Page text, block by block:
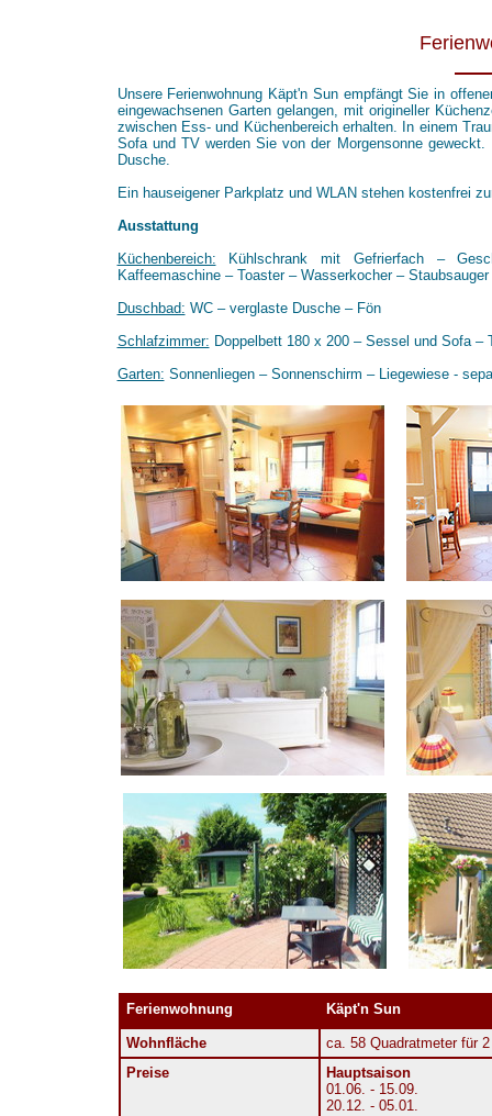
Unsere Ferienwohnung Käpt'n Sun empfängt Sie in
eingewachsenen Garten gelangen, mit origineller
zwischen Ess- und Küchenbereich erhalten. In einem
Sofa und TV werden Sie von der Morgensonne
Dusche.
Ein hauseigener Parkplatz und WLAN stehen kostenfrei
Ausstattung
Küchenbereich: Kühlschrank mit Gefrierfach –
Kaffeemaschine – Toaster – Wasserkocher –
Duschbad: WC – verglaste Dusche – Fön
Schlafzimmer: Doppelbett 180 x 200 – Sessel und Sofa
Garten: Sonnenliegen – Sonnenschirm – Liegewiese -
Ferienwohnung Käpt'n Sun
Wohnfläche
ca. 58 Quadratmeter für
Preise
Hauptsaison
01.06. - 15.09.
20.12. - 05.01.